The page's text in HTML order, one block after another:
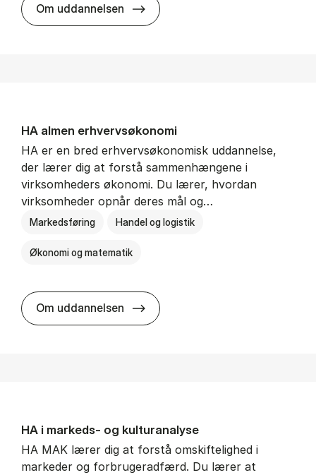
Om uddannelsen BSc in In­ter­na­tion­al Ship­ping
HA al­men erhvervs­økonomi
HA er en bred erhvervsøkonomisk uddannelse,
der lærer dig at forstå sammenhængene i
virksomheders økonomi. Du lærer, hvordan
virksomheder opnår deres mål og…
Markedsføring Handel og logistik
Økonomi og matematik
Om uddannelsen HA al­men erhvervs­økonomi
HA i mar­keds- og kul­tu­r­a­na­ly­se
HA MAK lærer dig at forstå omskiftelighed i
markeder og forbrugeradfærd. Du lærer at